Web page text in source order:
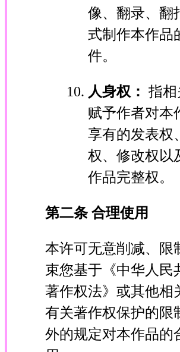
像、翻录、翻
式制作本作品
件。
人身权： 指
赋予作者对本
享有的发表权
权、修改权以
作品完整权。
第二条 合理使用
本许可无意削减、限
束您基于《中华人民
著作权法》或其他相
有关著作权保护的限
外的规定对本作品的